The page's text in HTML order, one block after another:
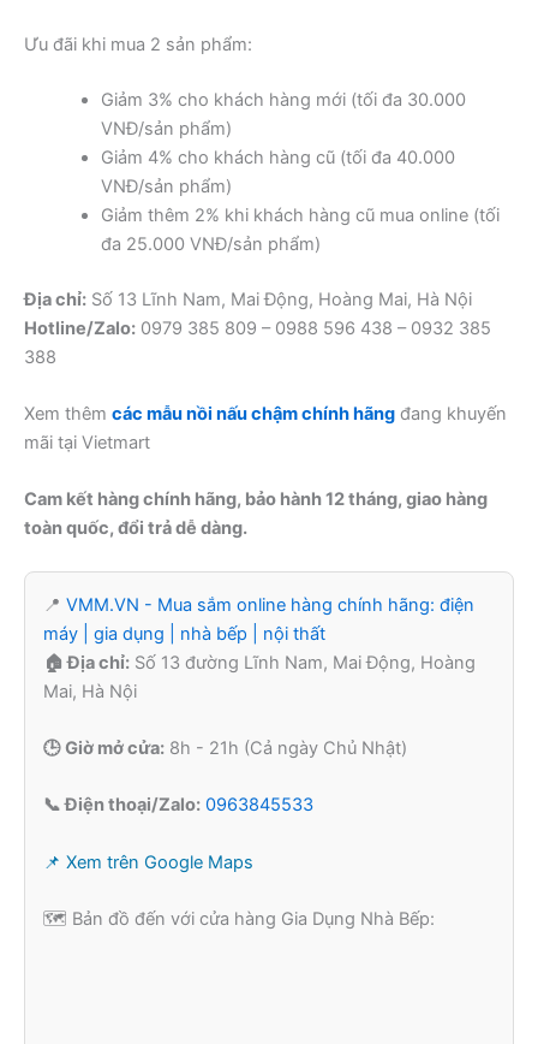
Ưu đãi khi mua 2 sản phẩm:
Giảm 3% cho khách hàng mới (tối đa 30.000
VNĐ/sản phẩm)
Giảm 4% cho khách hàng cũ (tối đa 40.000
VNĐ/sản phẩm)
Giảm thêm 2% khi khách hàng cũ mua online (tối
đa 25.000 VNĐ/sản phẩm)
Địa chỉ: Số 13 Lĩnh Nam, Mai Động, Hoàng Mai, Hà Nội
Hotline/Zalo: 0979 385 809 – 0988 596 438 – 0932 385
388
Xem thêm các mẫu nồi nấu chậm chính hãng đang khuyến
mãi tại Vietmart
Cam kết hàng chính hãng, bảo hành 12 tháng, giao hàng
toàn quốc, đổi trả dễ dàng.
📍 VMM.VN - Mua sắm online hàng chính hãng: điện
máy | gia dụng | nhà bếp | nội thất
🏠 Địa chỉ: Số 13 đường Lĩnh Nam, Mai Động, Hoàng
Mai, Hà Nội
🕒 Giờ mở cửa: 8h - 21h (Cả ngày Chủ Nhật)
📞 Điện thoại/Zalo: 0963845533
📌 Xem trên Google Maps
🗺️ Bản đồ đến với cửa hàng Gia Dụng Nhà Bếp: